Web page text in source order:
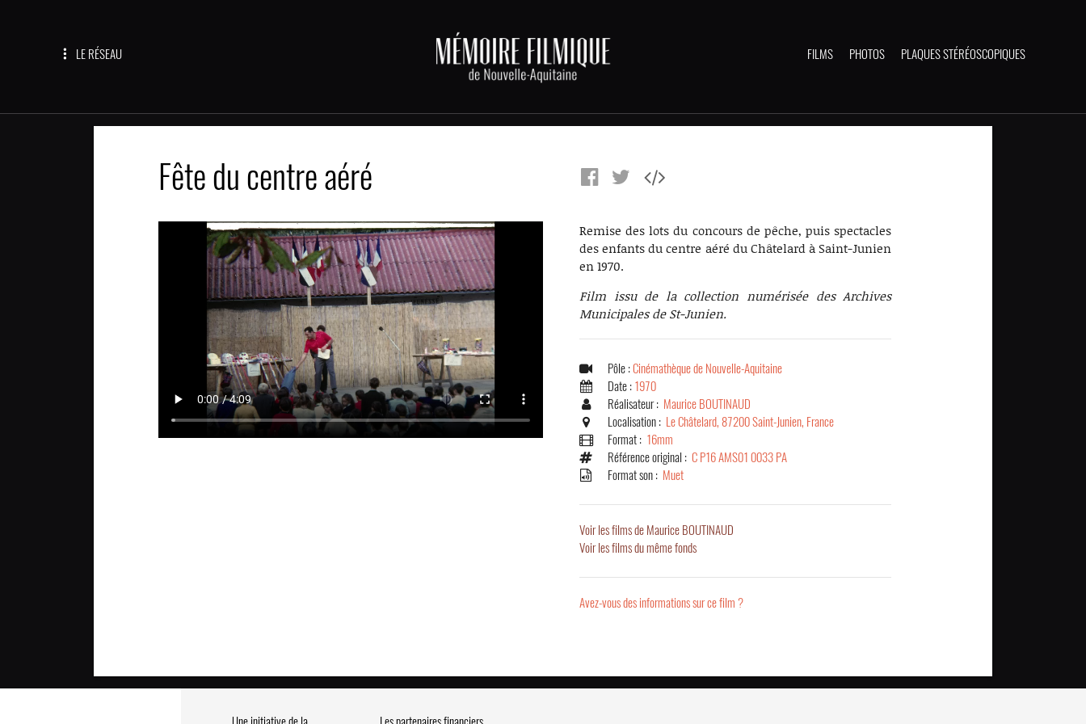
LE RÉSEAU FILMS PHOTOS PLAQUES STÉRÉOSCOPIQUES
Fête du centre aéré
Remise des lots du concours de pêche, puis spectacles
des enfants du centre aéré du Châtelard à Saint-Junien
en 1970.
Film issu de la collection numérisée des Archives
Municipales de St-Junien.
Pôle :Cinémathèque de Nouvelle-Aquitaine
Date : 1970
Réalisateur : Maurice BOUTINAUD
Localisation : Le Châtelard, 87200 Saint-Junien, France
Format : 16mm
Référence original : C P16 AMS01 0033 PA
Format son : Muet
Voir les films de Maurice BOUTINAUD
Voir les films du même fonds
Avez-vous des informations sur ce film ?